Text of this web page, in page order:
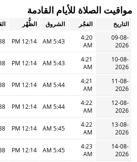
مواقيت الصلاة للأيام القادمة
التاريخ الفجْر الشروق الظُّهْر
09-08-
2026
4:20
AM
5:43 AM
12:14 PM
10-08-
2026
4:21
AM
5:43 AM
12:14 PM
11-08-
2026
4:21
AM
5:44 AM
12:14 PM
12-08-
2026
4:22
AM
5:44 AM
12:14 PM
13-08-
2026
4:22
AM
5:45 AM
12:14 PM
14-08-
2026
4:23
AM
5:45 AM
12:14 PM